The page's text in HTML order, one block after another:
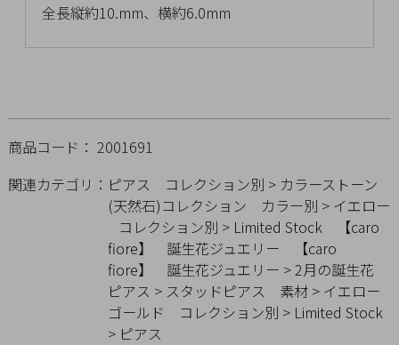
全長縦約10.mm、横約6.0mm
商品コード： 2001691
関連カテゴリ： ピアス コレクション別 > カラーストーン
(天然石)コレクション
カラー別 > イエロー
コレクション別 > Limited Stock
【caro
fiore】 誕生花ジュエリー
【caro
fiore】 誕生花ジュエリー >2月の誕生花
ピアス > スタッドピアス 素材 > イエロー
ゴールド
コレクション別 > Limited Stock
> ピアス
社
プ
ラ
バ